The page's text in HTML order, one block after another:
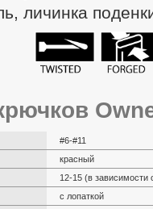
личинка
#6-#11
красный
12-15 (в зависимости
с лопаткой